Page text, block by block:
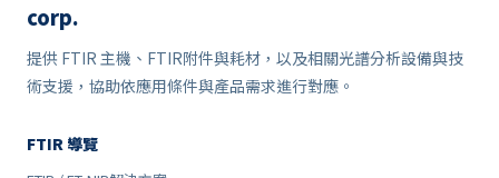
corp.
提供 FTIR 主機、FTIR附件與耗材，以及相關光譜分析設備與技
術支援，協助依應用條件與產品需求進行對應。
FTIR 導覽